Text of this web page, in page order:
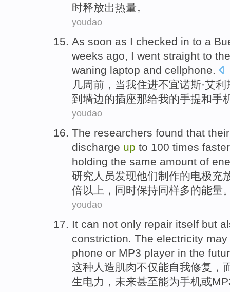
时释放出热量。
youdao
As soon as I checked in to a
weeks ago, I went straight to
waning laptop and cellphone.
几周前 ， 当我住进不宜诺斯·艾利
到 墙边的插座那给我的手提和手
youdao
The researchers found that their
discharge up to 100 times faster
holding the same amount of
研究 人员发现他们制作的电极充
倍以上 ， 同时保持同样多的能量
youdao
It can not only repair itself but
constriction. The electricity may
phone or MP3 player in the
这种 人造肌肉不仅能自我修复 ，
生电力 ，未来甚至能为手机或